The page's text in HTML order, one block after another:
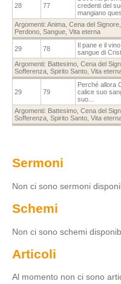
28 77
credenti del
mangiano
Argomenti: Anima Cena del Signore
Perdono Sangue Vita eterna
29 78
Il pane e il
sangue di
Argomenti: Battesimo Cena del
Sofferenza Spirito Santo Vita
29 79
Perché allora
calice suo
suo...
Argomenti: Battesimo Cena del
Sofferenza Spirito Santo Vita
Sermoni
Non ci sono sermoni
Schemi
Non ci sono schemi
Articoli
Al momento non ci sono